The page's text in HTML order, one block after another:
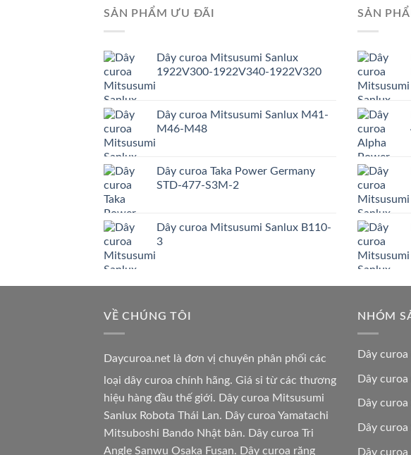
SẢN PHẨM ƯU ĐÃI
Dây curoa Mitsusumi Sanlux
1922V300-1922V340-1922V320
Dây curoa Mitsusumi Sanlux M41-
M46-M48
Dây curoa Taka Power Germany
STD-477-S3M-2
Dây curoa Mitsusumi Sanlux B110-
3
SẢN
VỀ CHÚNG TÔI
Daycuroa.net là đơn vị chuyên phân phối các
loại dây curoa chính hãng. Giá sỉ từ các thương
hiệu hàng đầu thế giới. Dây curoa Mitsusumi
Sanlux Robota Thái Lan. Dây curoa Yamatachi
Mitsuboshi Bando Nhật bản. Dây curoa Tri
Angle Sanwu Osaka Fusan. Dây curoa răng
NHÓM
Dây
Dây
Dây
Dây curoa
Dây